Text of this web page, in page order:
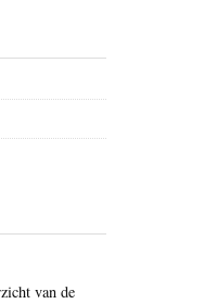
van de